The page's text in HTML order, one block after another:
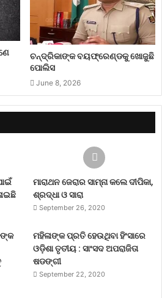
ଚନ୍ଦ୍ରିକାଙ୍କ ବୟଫ୍ରେଣ୍ଡକୁ ଖୋଜୁଛି
ପୋଲିସ
June 8, 2026
ମାରାଥନ ଜେରାର ସାମ୍ନା କଲେ ଦୀପିକା,
ଶ୍ରଦ୍ଧା ଓ ସାରା
September 26, 2020
ମହିଳାଙ୍କ ପ୍ରତି ହେଉଥିବା ହିଂସାରେ
ଓଡ଼ିଶା ତୃତୀୟ : ସାଂସଦ ଅପରାଜିତା
ଷଡଙ୍ଗୀ
September 22, 2020